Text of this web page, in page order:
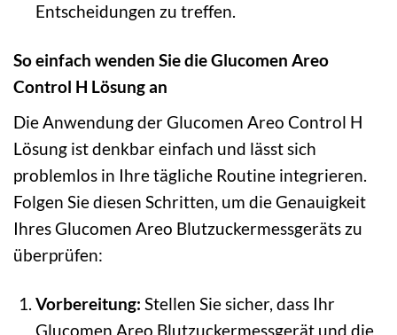
Entscheidungen zu treffen.
So einfach wenden Sie die Glucomen Areo
Control H Lösung an
Die Anwendung der Glucomen Areo Control H
Lösung ist denkbar einfach und lässt sich
problemlos in Ihre tägliche Routine integrieren.
Folgen Sie diesen Schritten, um die Genauigkeit
Ihres Glucomen Areo Blutzuckermessgeräts zu
überprüfen:
Vorbereitung: Stellen Sie sicher, dass Ihr
Glucomen Areo Blutzuckermessgerät und die